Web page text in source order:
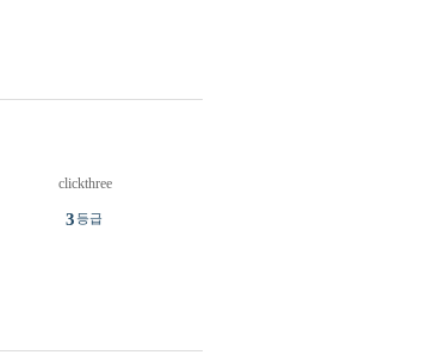
clickthree
3등급